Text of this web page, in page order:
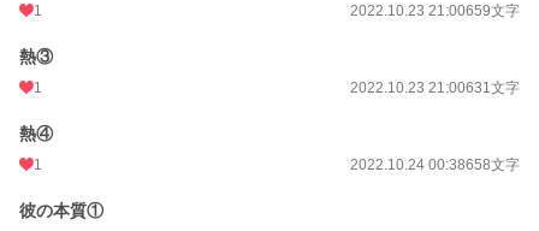
1 2022.10.23 21:00659文字
熱③
1 2022.10.23 21:00631文字
熱④
1 2022.10.24 00:38658文字
彼の本質①